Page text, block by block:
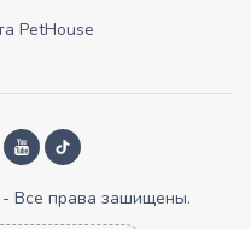
PetHouse
Все права зашищены.